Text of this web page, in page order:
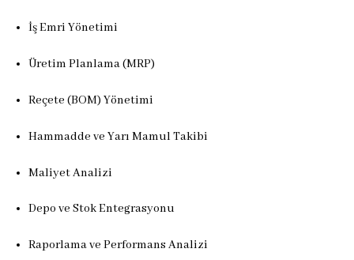
İş Emri Yönetimi
Üretim Planlama (MRP)
Reçete (BOM) Yönetimi
Hammadde ve Yarı Mamul Takibi
Maliyet Analizi
Depo ve Stok Entegrasyonu
Raporlama ve Performans Analizi